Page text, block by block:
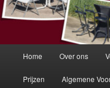
Home Over ons
Prijzen Algemene